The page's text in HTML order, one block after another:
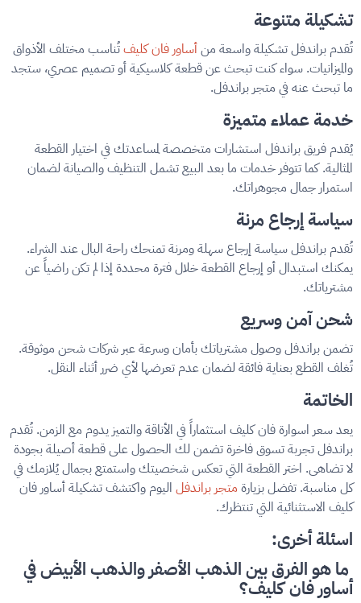
تشكيلة متنوعة
تُقدم براندفل تشكيلة واسعة منأساور فان كليفتُناسب مختلف الأذواق
والميزانيات. سواء كنت تبحث عن قطعة كلاسيكية أو تصميم عصري، ستجد
ما تبحث عنه في متجر براندفل.
خدمة عملاء متميزة
يُقدم فريق براندفل استشارات متخصصة لمساعدتك في اختيار القطعة
المثالية. كما تتوفر خدمات ما بعد البيع تشمل التنظيف والصيانة لضمان
استمرار جمال مجوهراتك.
سياسة إرجاع مرنة
تُقدم براندفل سياسة إرجاع سهلة ومرنة تمنحك راحة البال عند الشراء.
يمكنك استبدال أو إرجاع القطعة خلال فترة محددة إذا لم تكن راضياً عن
مشترياتك.
شحن آمن وسريع
تضمن براندفل وصول مشترياتك بأمان وسرعة عبر شركات شحن موثوقة.
تُغلف القطع بعناية فائقة لضمان عدم تعرضها لأي ضرر أثناء النقل.
الخاتمة
يعد سعر اسوارة فان كليف استثماراً في الأناقة والتميز يدوم مع الزمن. تُقدم
براندفل تجربة تسوق فاخرة تضمن لك الحصول على قطعة أصيلة بجودة
لا تضاهى. اختر القطعة التي تعكس شخصيتك واستمتع بجمال يُلازمك في
كل مناسبة. تفضل بزيارة متجر براندفل اليوم واكتشف تشكيلة أساور فان
كليف الاستثنائية التي تنتظرك.
اسئلة أخرى:
ما هو الفرق بين الذهب الأصفر والذهب الأبيض في
أساور فان كليف؟